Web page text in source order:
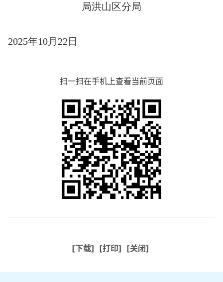
局洪山区分局
2025年10月22日
扫一扫在手机上查看当前页面
[下载] [打印] [关闭]